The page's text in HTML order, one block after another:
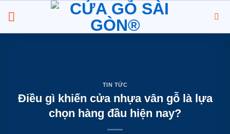
đến
nội
TIN TỨC
Điều gì khiến cửa nhựa vân gỗ là lựa
chọn hàng đầu hiện nay?